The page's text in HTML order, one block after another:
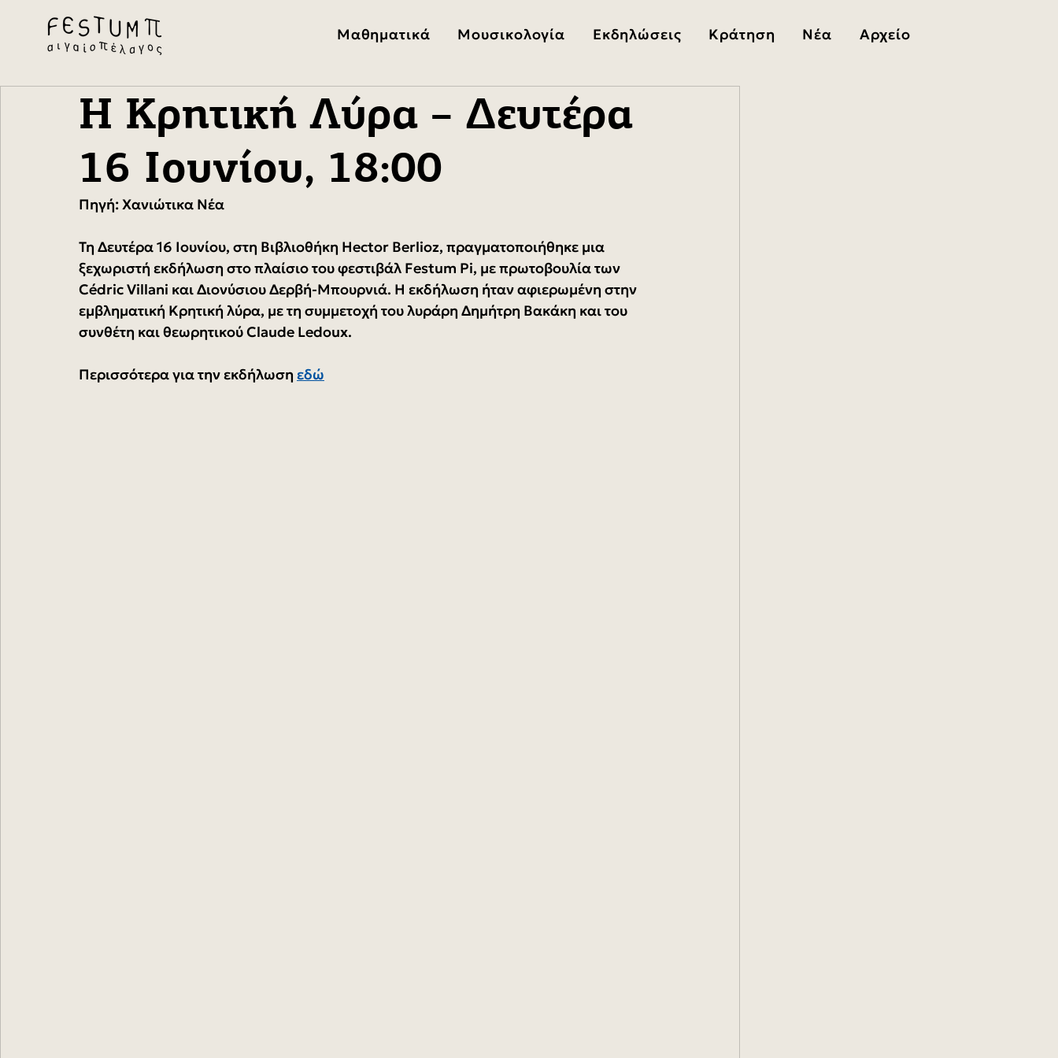
Μαθηματικά Μουσικολογία Εκδηλώσεις Κράτηση Νέα Αρχείο
Η Κρητική Λύρα – Δευτέρα
16 Ιουνίου, 18:00
Πηγή: Χανιώτικα Νέα
Τη Δευτέρα 16 Ιουνίου, στη Βιβλιοθήκη Hector Berlioz, πραγματοποιήθηκε μια
ξεχωριστή εκδήλωση στο πλαίσιο του φεστιβάλ Festum Pi, με πρωτοβουλία των
Cédric Villani και Διονύσιου Δερβή-Μπουρνιά. Η εκδήλωση ήταν αφιερωμένη στην
εμβληματική Κρητική λύρα, με τη συμμετοχή του λυράρη Δημήτρη Βακάκη και του
συνθέτη και θεωρητικού Claude Ledoux.
Περισσότερα για την εκδήλωση εδώ